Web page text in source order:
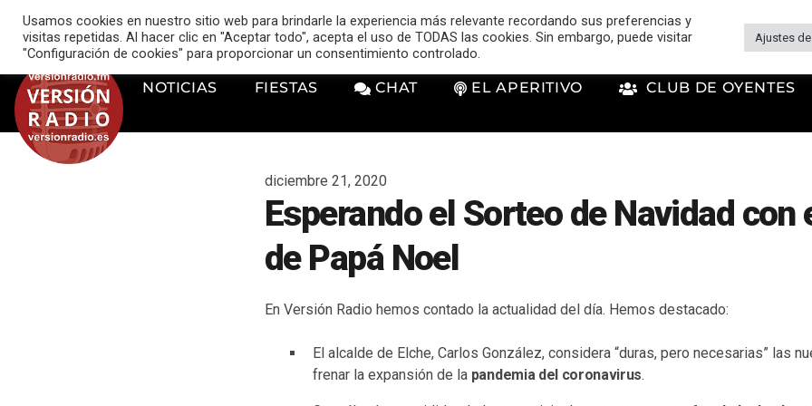
music_note VERSIÓN RADIO
NOTICIAS FIESTAS CHAT EL APERITIVO CLUB DE OYENTES
diciembre 21, 2020
Esperando el Sorteo de Navidad con
de Papá Noel
En Versión Radio hemos contado la actualidad del día. Hemos destacado:
El alcalde de Elche, Carlos González, considera “duras, pero necesarias” las
frenar la expansión de la pandemia del coronavirus.
Usamos cookies en nuestro sitio web para brindarle la experiencia más relevante recordando sus preferencias y
visitas repetidas. Al hacer clic en "Aceptar todo", acepta el uso de TODAS las cookies. Sin embargo, puede visitar
"Configuración de cookies" para proporcionar un consentimiento controlado.
Ajustes